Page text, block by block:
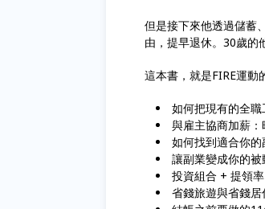
但是接下來他透過儲蓄
由，提早退休。30歲的
這本書，就是FIRE運動
如何把現有的全
與雇主協商加薪
如何找到適合你的
讓副業變成你的
投資組合 + 提領
省錢旅遊與省錢